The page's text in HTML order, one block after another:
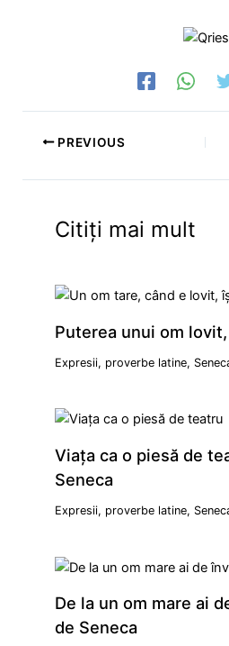
PREVIOUS
Citiți mai mult
Puterea unui om
Expresii, proverbe latine,
Viața ca o piesă de
Seneca
Expresii, proverbe latine,
De la un om mare ai
de Seneca